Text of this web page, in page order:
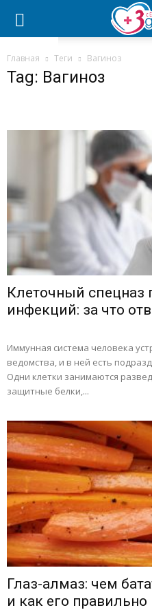
Главная Теги Вагиноз
Tag: Вагиноз
Клеточный спецназ
инфекций: за что
Иммунная система человека
ведомства, и в ней есть
Одни клетки занимаются
защитные белки,...
Глаз-алмаз: чем
и как его правильно